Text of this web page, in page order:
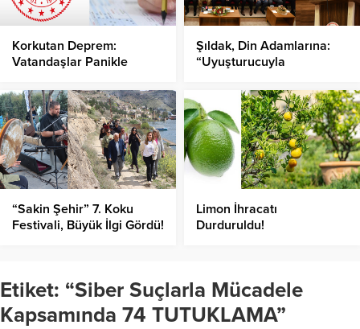
Korkutan Deprem:
Vatandaşlar Panikle
Şıldak, Din Adamlarına:
“Uyuşturucuyla
“Sakin Şehir” 7. Koku
Festivali, Büyük İlgi Gördü!
Limon İhracatı
Durduruldu!
Etiket: “Siber Suçlarla Mücadele
Kapsamında 74 TUTUKLAMA”